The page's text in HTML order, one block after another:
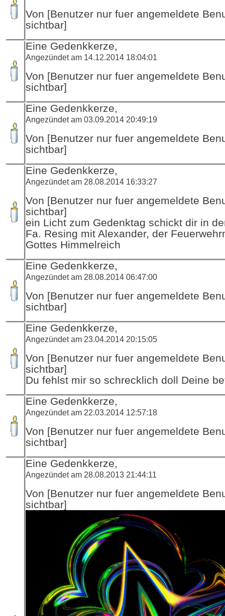
Von [Benutzer nur fuer angemeldete
sichtbar]
Eine Gedenkkerze,
Angezündet am 14.12.2014 18:04:01
Von [Benutzer nur fuer angemeldete
sichtbar]
Eine Gedenkkerze,
Angezündet am 03.09.2014 20:49:19
Von [Benutzer nur fuer angemeldete
sichtbar]
Eine Gedenkkerze,
Angezündet am 28.08.2014 16:33:27
Von [Benutzer nur fuer angemeldete
sichtbar]
ein Licht zum Gedenktag schickt dir in
Fa. Resing mit Alexander, der
Gottes Himmelreich
Eine Gedenkkerze,
Angezündet am 28.08.2014 06:47:00
Von [Benutzer nur fuer angemeldete
sichtbar]
Eine Gedenkkerze,
Angezündet am 23.04.2014 20:15:05
Von [Benutzer nur fuer angemeldete
sichtbar]
Du fehlst mir so schrecklich doll Deine
Eine Gedenkkerze,
Angezündet am 22.03.2014 12:57:18
Von [Benutzer nur fuer angemeldete
sichtbar]
Eine Gedenkkerze,
Angezündet am 28.08.2013 21:44:11
Von [Benutzer nur fuer angemeldete
sichtbar]